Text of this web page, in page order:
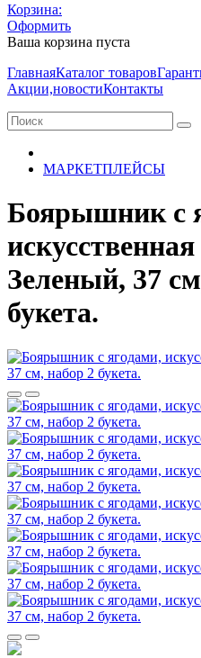
Корзина:
Оформить
Ваша корзина пуста
ГлавнаяКаталог товаров
Акции,новостиКонтакты
МАРКЕТПЛЕЙСЫ
Боярышник с
Зеленый, 37
букета.